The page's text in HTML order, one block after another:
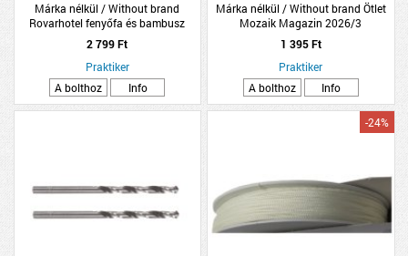
Márka nélkül / Without brand
Rovarhotel fenyőfa és bambusz
29x17x10cm 3-féle
2 799 Ft
Praktiker
A bolthoz
Info
Márka nélkül / Without brand Ötlet
Mozaik Magazin 2026/3
1 395 Ft
Praktiker
A bolthoz
Info
-24%